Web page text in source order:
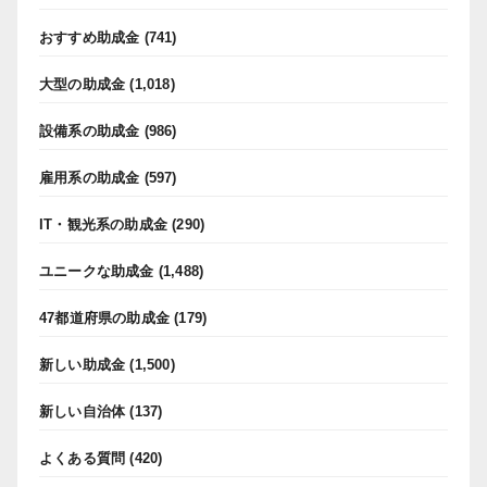
おすすめ助成金 (741)
大型の助成金 (1,018)
設備系の助成金 (986)
雇用系の助成金 (597)
IT・観光系の助成金 (290)
ユニークな助成金 (1,488)
47都道府県の助成金 (179)
新しい助成金 (1,500)
新しい自治体(137)
よくある質問 (420)